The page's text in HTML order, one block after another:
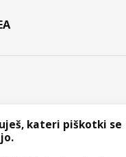
piškotkov
kateri piškotki se